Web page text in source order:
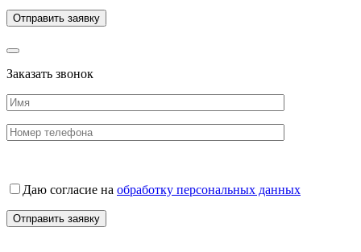
Заказать звонок
Даю согласие на обработку персональных данных